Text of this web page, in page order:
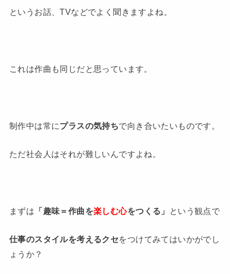
というお話、TVなどでよく聞きますよね。
これは作曲も同じだと思っています。
制作中は常にプラスの気持ちで向き合いたいものです。
ただ社会人はそれが難しいんですよね。
まずは 「趣味＝作曲を楽しむ心をつくる」 という観点で
仕事のスタイルを考えるクセをつけてみてはいかがでし
ょうか？